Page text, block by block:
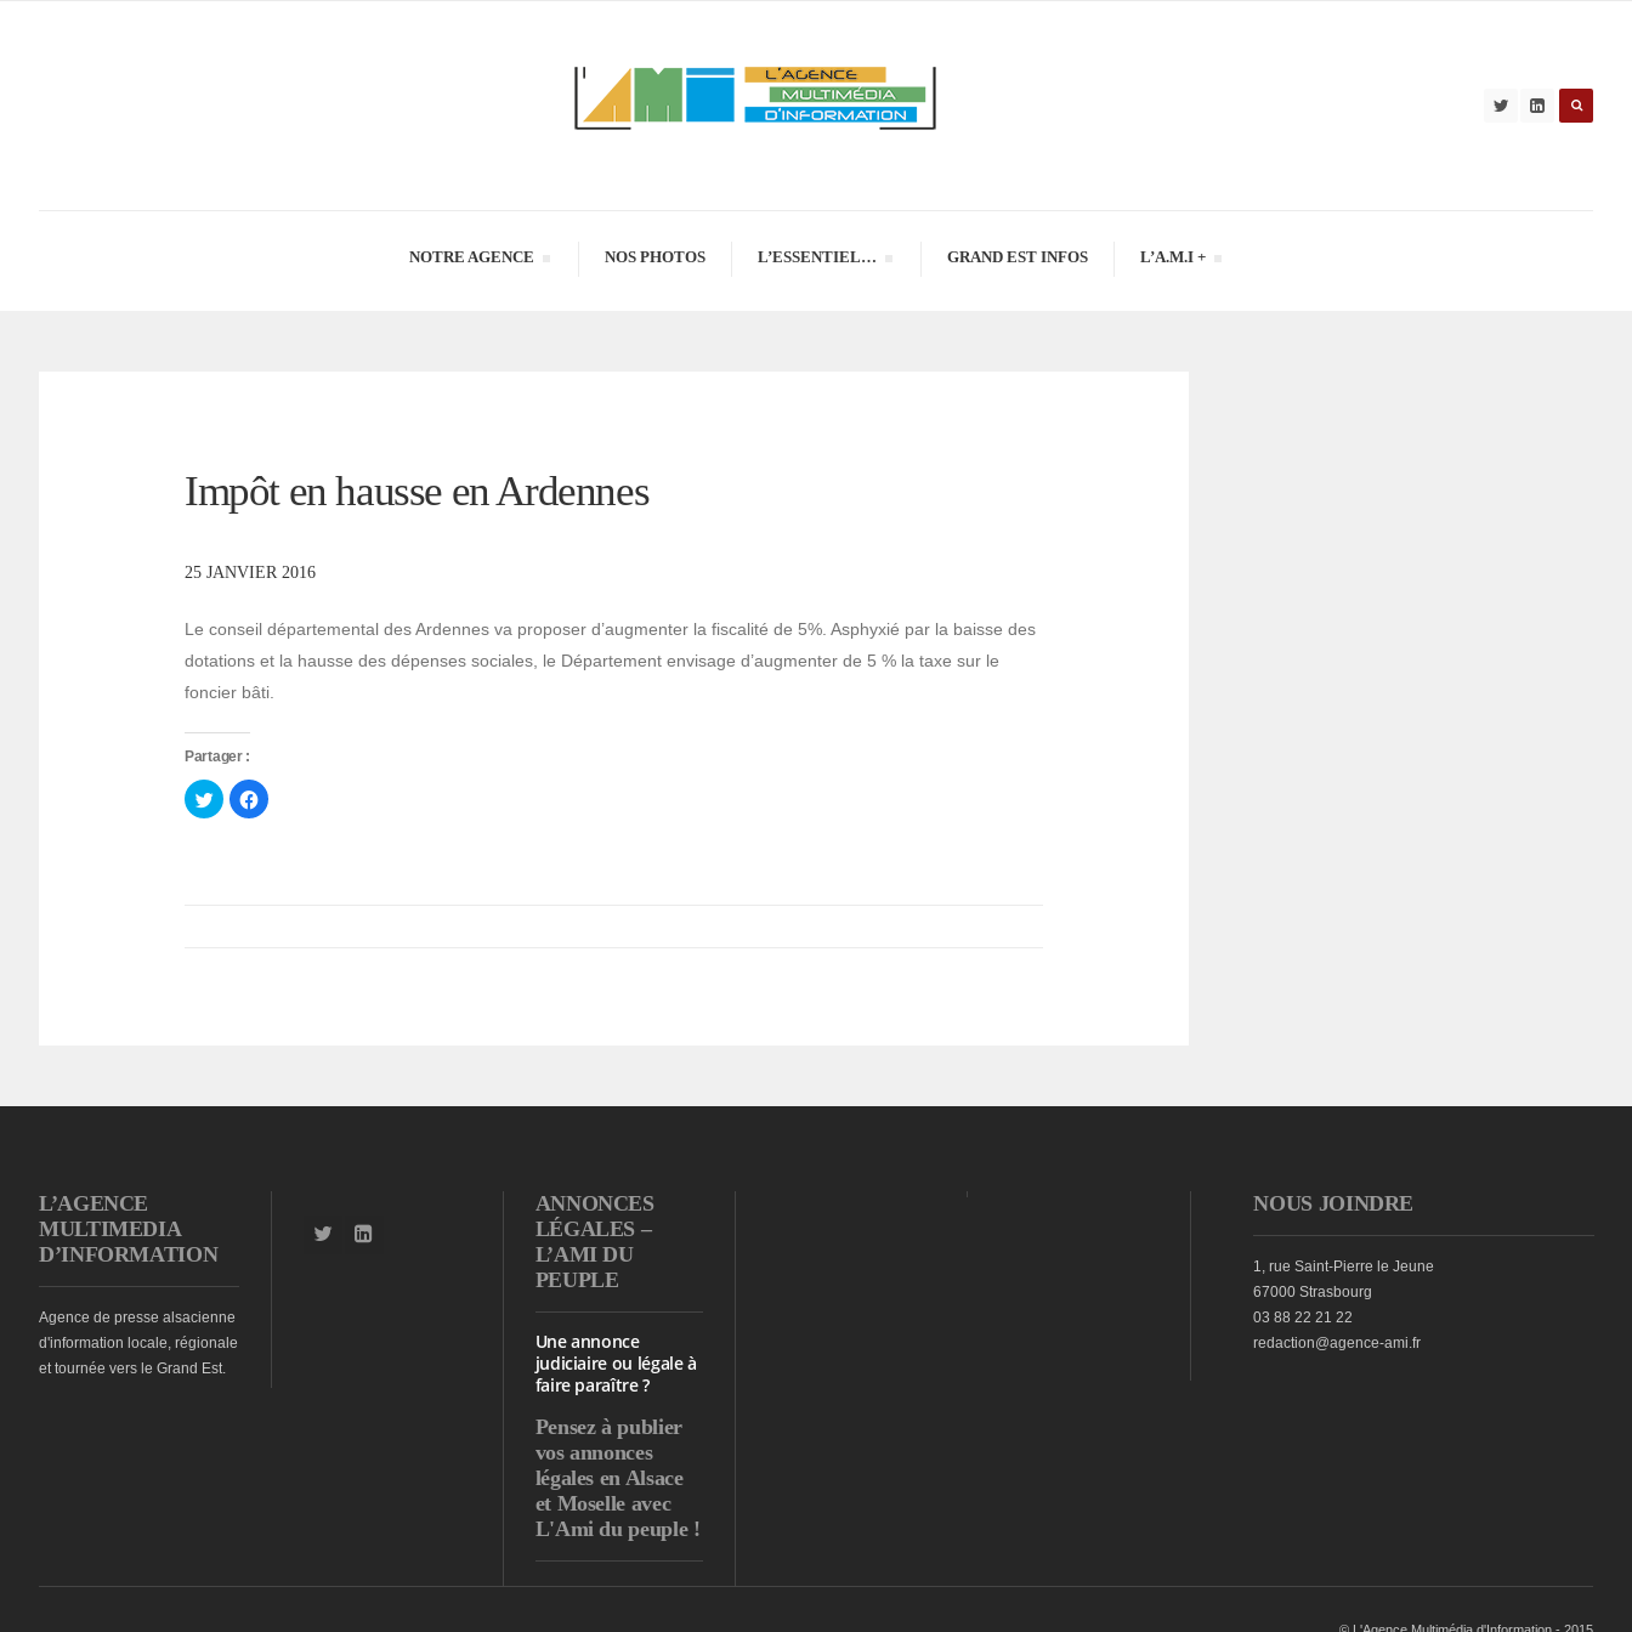
NOTRE AGENCE NOS PHOTOS L’ESSENTIEL… GRAND EST INFOS L’A.M.I +
Impôt en hausse en Ardennes
25 JANVIER 2016
Le conseil départemental des Ardennes va proposer d’augmenter la fiscalité de 5%. Asphyxié par la baisse des
dotations et la hausse des dépenses sociales, le Département envisage d’augmenter de 5 % la taxe sur le
foncier bâti.
Partager :
Cliquez
pour
partager
Cliquez
pour
L’AGENCE
MULTIMEDIA
D’INFORMATION
Agence de presse alsacienne
d'information locale, régionale
et tournée vers le Grand Est.
ANNONCES
LÉGALES –
L’AMI DU
PEUPLE
Une annonce
judiciaire ou légale à
faire paraître ?
Pensez à publier
vos annonces
légales en Alsace
et Moselle avec
L'Ami du peuple !
NOUS JOINDRE
1, rue Saint-Pierre le Jeune
67000 Strasbourg
03 88 22 21 22
redaction@agence-ami.fr